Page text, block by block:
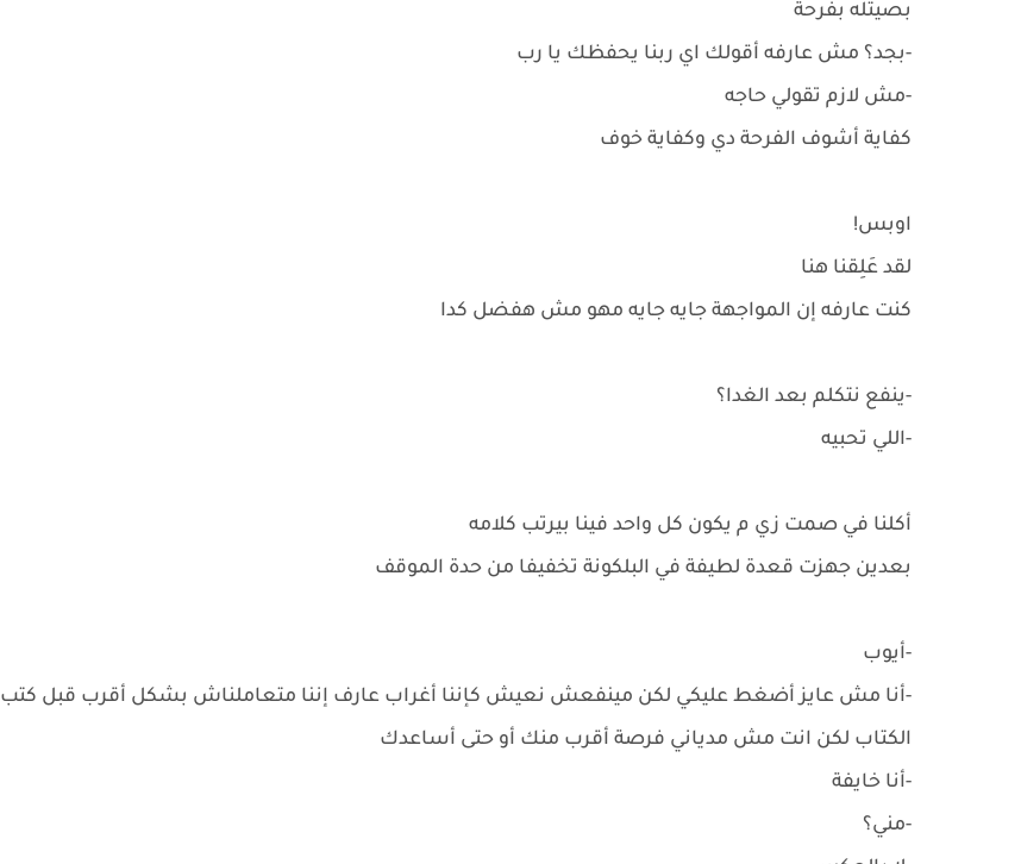
بصيتله بفرحة
-بجد؟ مش عارفه أقولك اي ربنا يحفظك يا رب
-مش لازم تقولي حاجه
كفاية أشوف الفرحة دي وكفاية خوف
اوبس!
لقد عَلِقنا هنا
كنت عارفه إن المواجهة جايه جايه مهو مش هفضل كدا
-ينفع نتكلم بعد الغدا؟
-اللي تحبيه
أكلنا في صمت زي م يكون كل واحد فينا بيرتب كلامه
بعدين جهزت قعدة لطيفة في البلكونة تخفيفا من حدة الموقف
-أيوب
-أنا مش عايز أضغط عليكي لكن مينفعش نعيش كإننا أغراب عارف إننا متعاملناش بشكل أقرب قبل كتب
الكتاب لكن انت مش مدياني فرصة أقرب منك أو حتى أساعدك
-أنا خايفة
-مني؟